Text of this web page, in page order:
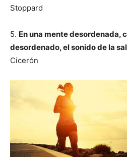
Stoppard
5. En una mente desordenada,
desordenado, el sonido de la
Cicerón